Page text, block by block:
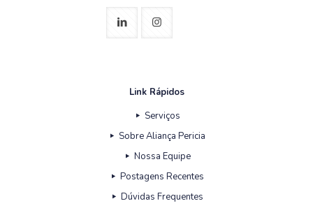
Link Rápidos
Serviços
Sobre Aliança Pericia
Nossa Equipe
Postagens Recentes
Dúvidas Frequentes